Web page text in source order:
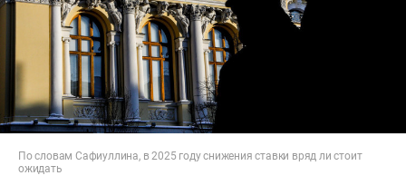
По словам Сафиуллина, в 2025 году снижения ставки вряд ли стоит
ожидать